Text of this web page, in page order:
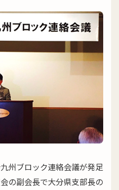
州ブロック連絡会議が発足
の副会長で大分県支部長の